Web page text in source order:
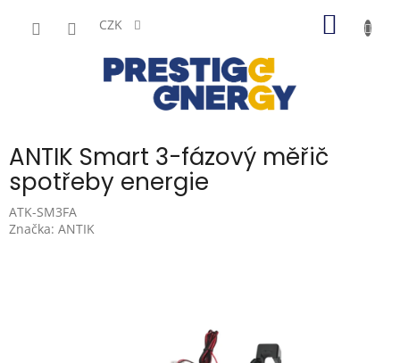
CZK
ANTIK Smart 3-fázový měřič
spotřeby energie
ATK-SM3FA
Značka: ANTIK